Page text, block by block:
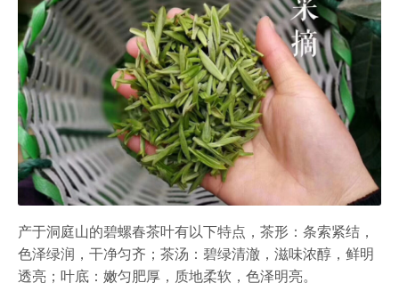
产于洞庭山的碧螺春茶叶有以下特点，茶形：条索紧结，
色泽绿润，干净匀齐；茶汤：碧绿清澈，滋味浓醇，鲜明
透亮；叶底：嫩匀肥厚，质地柔软，色泽明亮。